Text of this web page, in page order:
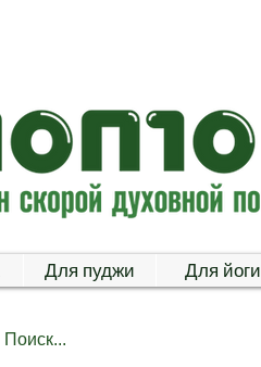
Для пуджи Для йоги